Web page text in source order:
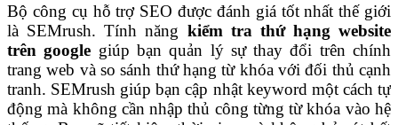
Bộ công cụ hỗ trợ SEO được đánh giá tốt nhất thế giới
là SEMrush. Tính năng kiểm tra thứ hạng website
trên google giúp bạn quản lý sự thay đổi trên chính
trang web và so sánh thứ hạng từ khóa với đối thủ cạnh
tranh. SEMrush giúp bạn cập nhật keyword một cách tự
động mà không cần nhập thủ công từng từ khóa vào hệ